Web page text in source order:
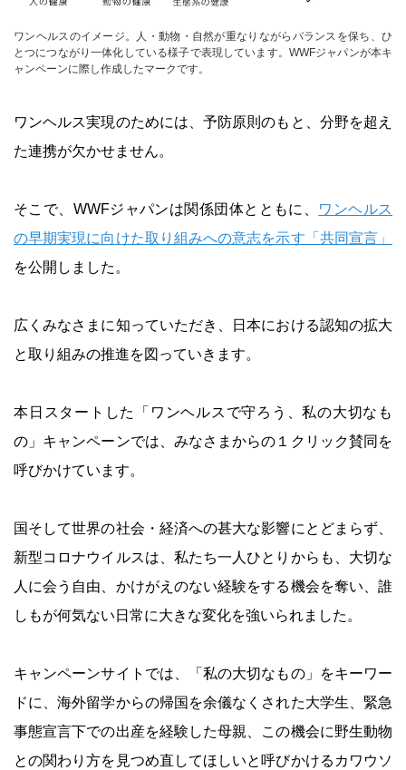
ワンヘルスのイメージ。人・動物・自然が重なりながらバランスを保ち、ひ
とつにつながり一体化している様子で表現しています。WWFジャパンが本キ
ャンペーンに際し作成したマークです。
ワンヘルス実現のためには、予防原則のもと、分野を超え
た連携が欠かせません。
そこで、WWFジャパンは関係団体とともに、
ワンヘルス
の早期実現に向けた取り組みへの意志を示す「共同宣言」
を公開しました。
広くみなさまに知っていただき、日本における認知の拡大
と取り組みの推進を図っていきます。
本日スタートした「ワンヘルスで守ろう、私の大切なも
の」キャンペーンでは、みなさまからの１クリック賛同を
呼びかけています。
国そして世界の社会・経済への甚大な影響にとどまらず、
新型コロナウイルスは、私たち一人ひとりからも、大切な
人に会う自由、かけがえのない経験をする機会を奪い、誰
しもが何気ない日常に大きな変化を強いられました。
キャンペーンサイトでは、「私の大切なもの」をキーワー
ドに、海外留学からの帰国を余儀なくされた大学生、緊急
事態宣言下での出産を経験した母親、この機会に野生動物
との関わり方を見つめ直してほしいと呼びかけるカワウソ